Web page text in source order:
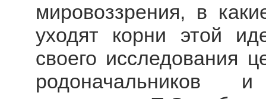
мировоззрения, в
уходят корни этой
своего исследования
родоначальников